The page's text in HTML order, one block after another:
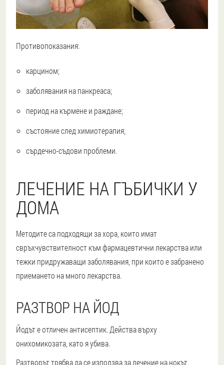
Противопоказания:
карцином;
заболявания на панкреаса;
период на кърмене и раждане;
състояние след химиотерапия;
сърдечно-съдови проблеми.
ЛЕЧЕНИЕ НА ГЪБИЧКИ У
ДОМА
Методите са подходящи за хора, които имат
свръхчувствителност към фармацевтични лекарства или
тежки придружаващи заболявания, при които е забранено
приемането на много лекарства.
РАЗТВОР НА ЙОД
Йодът е отличен антисептик. Действа върху
онихомикозата, като я убива.
Разтворът трябва да се използва за лечение на нокът,